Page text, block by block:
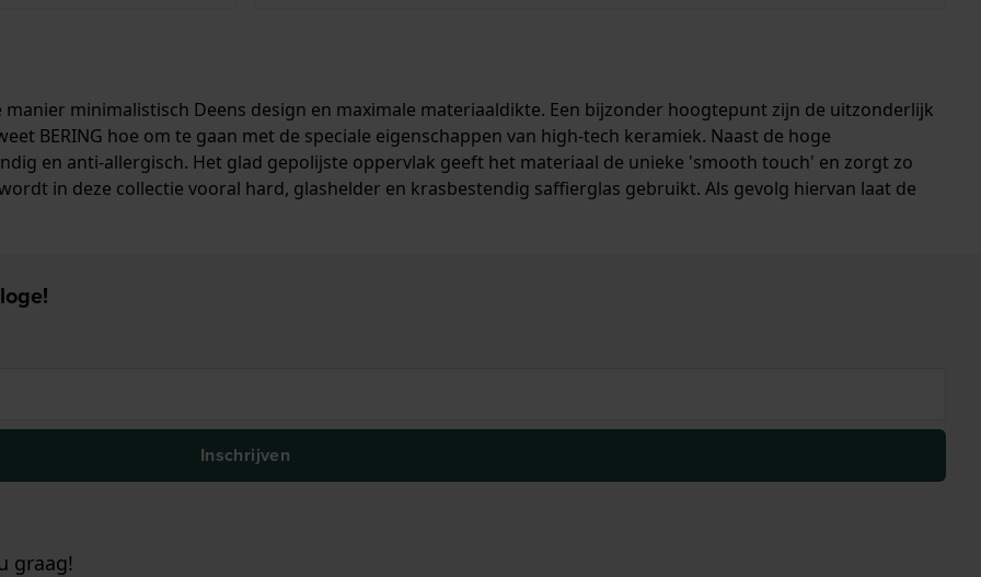
manier minimalistisch Deens design en maximale materiaaldikte. Een bijzonder hoogtepunt zijn de uitzonderlijk
BERING hoe om te gaan met de speciale eigenschappen van high-tech keramiek. Naast de hoge
en anti-allergisch. Het glad gepolijste oppervlak geeft het materiaal de unieke 'smooth touch' en zorgt zo
in deze collectie vooral hard, glashelder en krasbestendig saffierglas gebruikt. Als gevolg hiervan laat de
Inschrijven
graag!